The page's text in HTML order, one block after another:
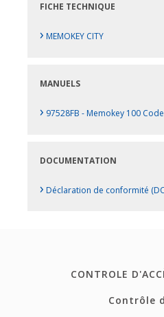
FICHE TECHNIQUE
› MEMOKEY CITY
MANUELS
› 97528FB - Memokey 100
DOCUMENTATION
› Déclaration de conformité
CONTROLE
Contrôle